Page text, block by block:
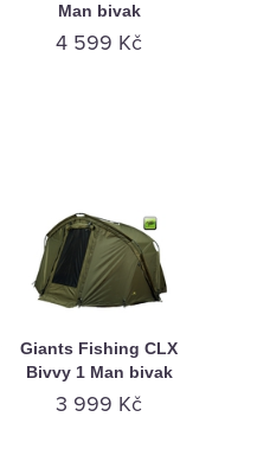
Man bivak
4 599 Kč
Giants Fishing CLX
Bivvy 1 Man bivak
3 999 Kč